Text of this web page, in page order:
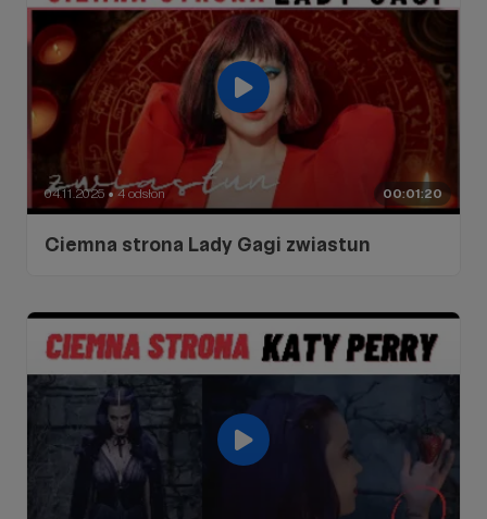
00:01:20
04.11.2025 ● 4 odsłon
Ciemna strona Lady Gagi zwiastun